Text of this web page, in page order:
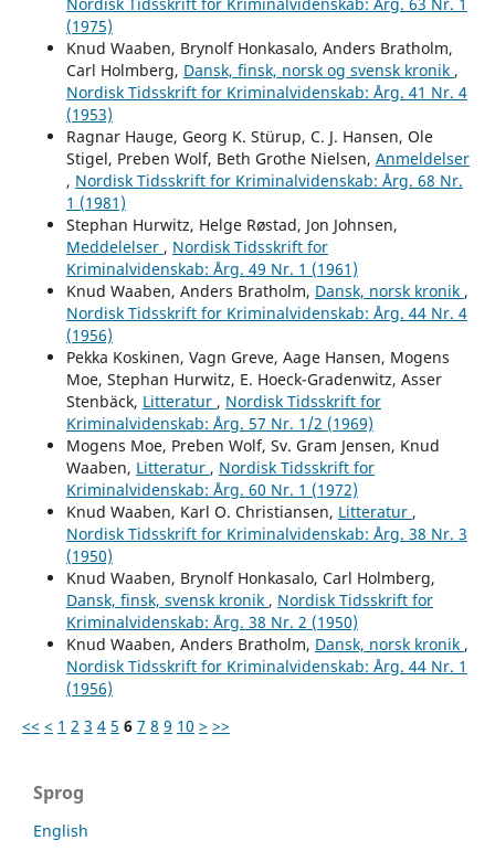
(1975)
Knud Waaben, Brynolf Honkasalo, Anders Bratholm,
Carl Holmberg, Dansk, finsk, norsk og svensk kronik ,
Nordisk Tidsskrift for Kriminalvidenskab: Årg. 41 Nr. 4
(1953)
Ragnar Hauge, Georg K. Stürup, C. J. Hansen, Ole
Stigel, Preben Wolf, Beth Grothe Nielsen, Anmeldelser
, Nordisk Tidsskrift for Kriminalvidenskab: Årg. 68 Nr.
1 (1981)
Stephan Hurwitz, Helge Røstad, Jon Johnsen,
Meddelelser , Nordisk Tidsskrift for
Kriminalvidenskab: Årg. 49 Nr. 1 (1961)
Knud Waaben, Anders Bratholm, Dansk, norsk kronik ,
Nordisk Tidsskrift for Kriminalvidenskab: Årg. 44 Nr. 4
(1956)
Pekka Koskinen, Vagn Greve, Aage Hansen, Mogens
Moe, Stephan Hurwitz, E. Hoeck-Gradenwitz, Asser
Stenbäck, Litteratur , Nordisk Tidsskrift for
Kriminalvidenskab: Årg. 57 Nr. 1/2 (1969)
Mogens Moe, Preben Wolf, Sv. Gram Jensen, Knud
Waaben, Litteratur , Nordisk Tidsskrift for
Kriminalvidenskab: Årg. 60 Nr. 1 (1972)
Knud Waaben, Karl O. Christiansen, Litteratur ,
Nordisk Tidsskrift for Kriminalvidenskab: Årg. 38 Nr. 3
(1950)
Knud Waaben, Brynolf Honkasalo, Carl Holmberg,
Dansk, finsk, svensk kronik , Nordisk Tidsskrift for
Kriminalvidenskab: Årg. 38 Nr. 2 (1950)
Knud Waaben, Anders Bratholm, Dansk, norsk kronik ,
Nordisk Tidsskrift for Kriminalvidenskab: Årg. 44 Nr. 1
(1956)
<< < 1 2 3 4 5 6 7 8 9 10 > >>
Sprog
English